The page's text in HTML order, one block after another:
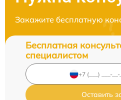
Закажите бесплатную
Бесплатная
специалистом
Оставить